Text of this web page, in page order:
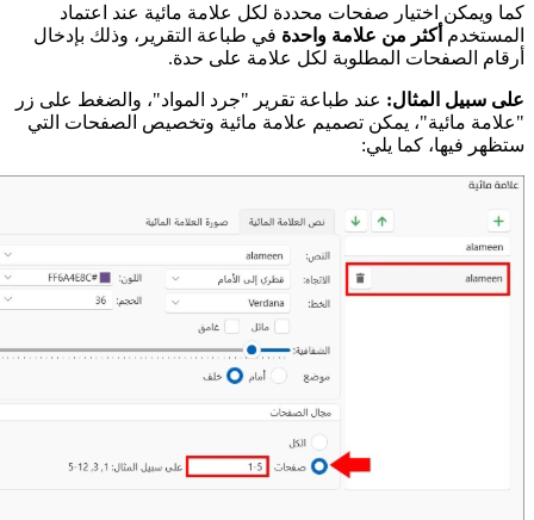
كما ويمكن اختيار صفحات محددة لكل علامة مائية عند اعتماد
المستخدم أكثر من علامة واحدة في طباعة التقرير، وذلك بإدخال
أرقام الصفحات المطلوبة لكل علامة على حدة.
على سبيل المثال: عند طباعة تقرير "جرد المواد"، والضغط على زر
"علامة مائية"، يمكن تصميم علامة مائية وتخصيص الصفحات التي
ستظهر فيها، كما يلي: